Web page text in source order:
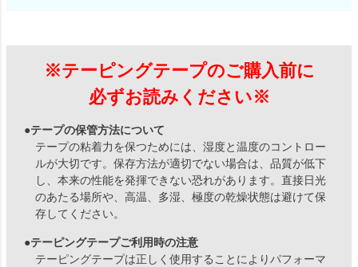
※テーピングテープのご購入前に
必ずお読みください※
●テープの保管方法について
テープの粘着力を保つためには、湿度と温度のコントロー
ルが大切です。保存方法が適切でない場合は、品質が低下
し、本来の性能を発揮できない恐れがあります。直接日光
のあたる場所や、高温、多湿、極度の乾燥状態は避けて保
存してください。
●テーピングテープご利用時の注意
テーピングテープは正しく使用することによりパフォーマ